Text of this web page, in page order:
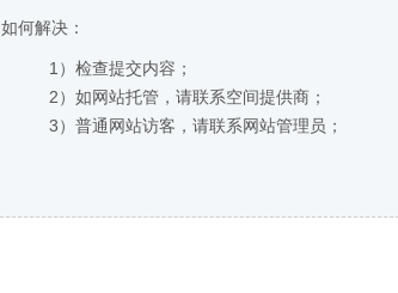
如何解决：
1）检查提交内容；
2）如网站托管，请联系空间提供商；
3）普通网站访客，请联系网站管理员；